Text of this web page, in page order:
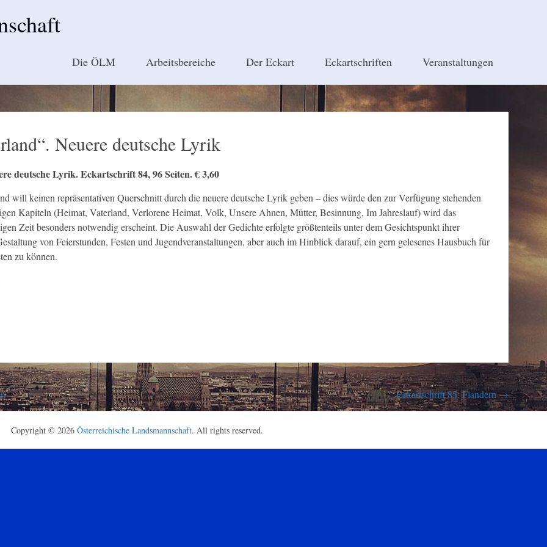
Die ÖLM Arbeitsbereiche Der Eckart Eckartschriften Veranstaltungen
Neuere deutsche Lyrik
deutsche Lyrik. Eckartschrift 84, 96 Seiten. € 3,60
will keinen repräsentativen Querschnitt durch die neuere deutsche Lyrik geben – dies würde den zur Verfügung stehenden
Kapiteln (Heimat, Vaterland, Verlorene Heimat, Volk, Unsere Ahnen, Mütter, Besinnung, Im Jahreslauf) wird das
Zeit besonders notwendig erscheint. Die Auswahl der Gedichte erfolgte größtenteils unter dem Gesichtspunkt ihrer
von Feierstunden, Festen und Jugendveranstaltungen, aber auch im Hinblick darauf, ein gern gelesenes Hausbuch für
zu können.
Eckartschrift 85: Flandern→
Copyright © 2026 Österreichische Landsmannschaft. All rights reserved.